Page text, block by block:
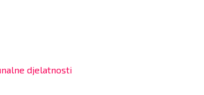
djelatnosti